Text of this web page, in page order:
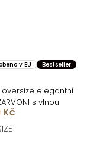
v EU Bestseller
oversize elegantní
s vlnou
Kč